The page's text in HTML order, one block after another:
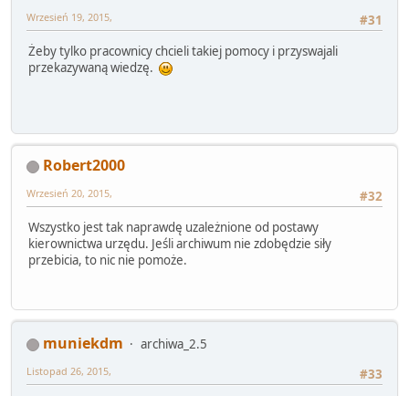
#31
Wrzesień 19, 2015,
Żeby tylko pracownicy chcieli takiej pomocy i przyswajali
przekazywaną wiedzę.
Robert2000
#32
Wrzesień 20, 2015,
Wszystko jest tak naprawdę uzależnione od postawy
kierownictwa urzędu. Jeśli archiwum nie zdobędzie siły
przebicia, to nic nie pomoże.
muniekdm
archiwa_2.5
#33
Listopad 26, 2015,